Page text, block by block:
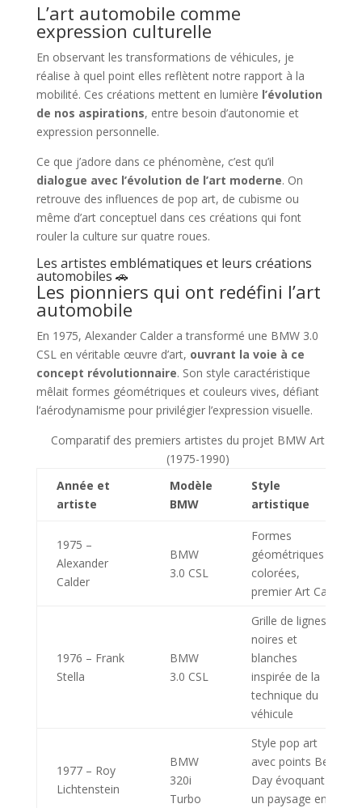
L’art automobile comme
expression culturelle
En observant les transformations de véhicules, je
réalise à quel point elles reflètent notre rapport à la
mobilité. Ces créations mettent en lumière l’évolution
de nos aspirations, entre besoin d’autonomie et
expression personnelle.
Ce que j’adore dans ce phénomène, c’est qu’il
dialogue avec l’évolution de l’art moderne. On
retrouve des influences de pop art, de cubisme ou
même d’art conceptuel dans ces créations qui font
rouler la culture sur quatre roues.
Les artistes emblématiques et leurs créations
automobiles 🚗
Les pionniers qui ont redéfini l’art
automobile
En 1975, Alexander Calder a transformé une BMW 3.0
CSL en véritable œuvre d’art, ouvrant la voie à ce
concept révolutionnaire. Son style caractéristique
mêlait formes géométriques et couleurs vives, défiant
l’aérodynamisme pour privilégier l’expression visuelle.
Comparatif des premiers artistes du projet BMW Art Car
(1975-1990)
Année et
artiste
Modèle
BMW
Style
artistique
1975 –
Alexander
Calder
BMW
3.0 CSL
Formes
géométriques
colorées,
premier Art Car
1976 – Frank
Stella
BMW
3.0 CSL
Grille de lignes
noires et
blanches
inspirée de la
technique du
véhicule
1977 – Roy
Lichtenstein
BMW
320i
Turbo
Style pop art
avec points Ben
Day évoquant
un paysage en